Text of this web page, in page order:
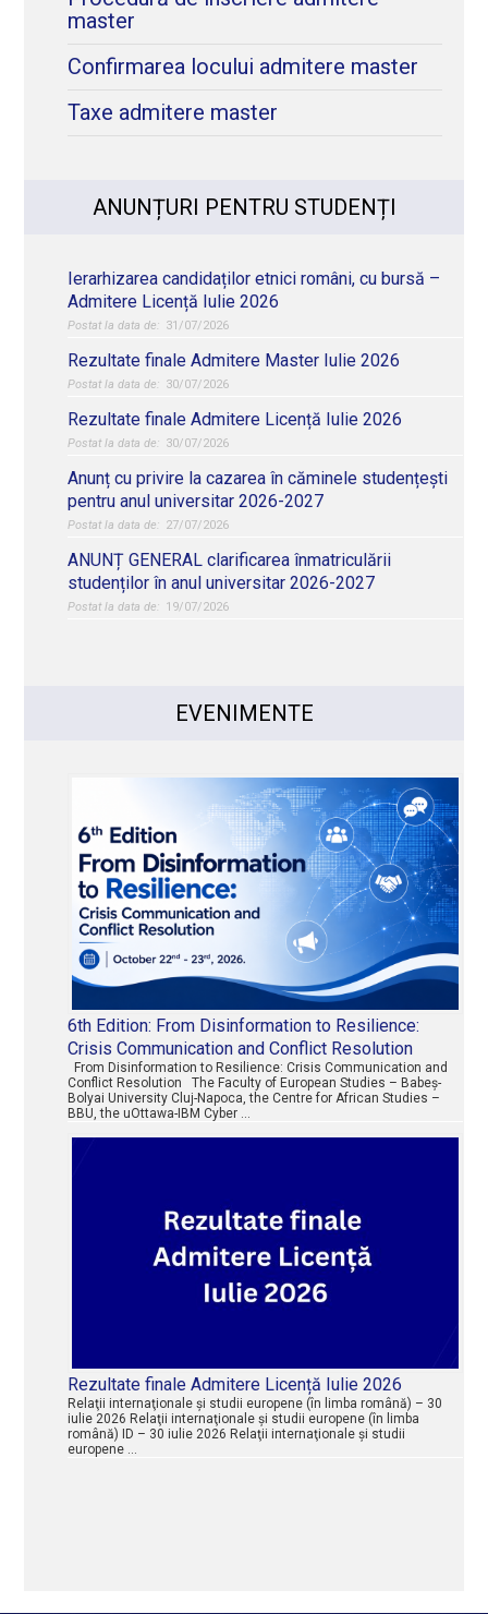
master
Confirmarea locului admitere master
Taxe admitere master
ANUNȚURI PENTRU STUDENȚI
Ierarhizarea candidaților etnici români, cu bursă –
Admitere Licență Iulie 2026
31/07/2026
Rezultate finale Admitere Master Iulie 2026
30/07/2026
Rezultate finale Admitere Licență Iulie 2026
30/07/2026
Anunț cu privire la cazarea în căminele studențești
pentru anul universitar 2026-2027
27/07/2026
ANUNȚ GENERAL clarificarea înmatriculării
studenților în anul universitar 2026-2027
19/07/2026
EVENIMENTE
6th Edition: From Disinformation to Resilience:
Crisis Communication and Conflict Resolution
From Disinformation to Resilience: Crisis Communication and
Conflict Resolution The Faculty of European Studies – Babeș-
Bolyai University Cluj-Napoca, the Centre for African Studies –
BBU, the uOttawa-IBM Cyber …
Rezultate finale Admitere Licență Iulie 2026
Relaţii internaţionale şi studii europene (în limba română) – 30
iulie 2026 Relaţii internaţionale şi studii europene (în limba
română) ID – 30 iulie 2026 Relaţii internaţionale şi studii
europene …